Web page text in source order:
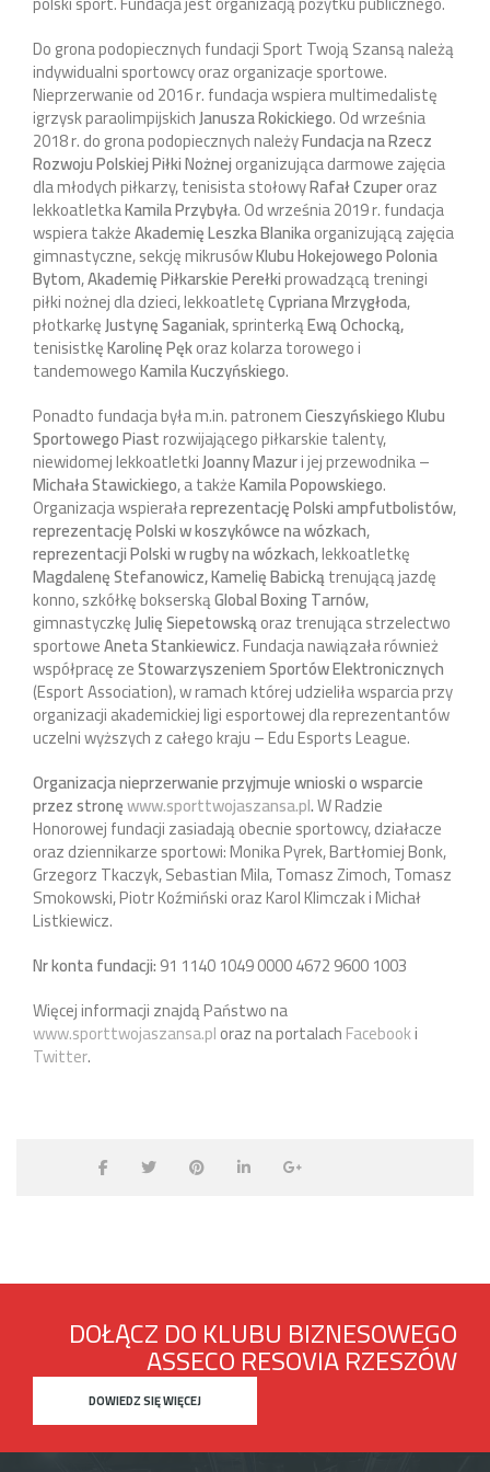
Do grona podopiecznych fundacji Sport Twoją Szansą należą
indywidualni sportowcy oraz organizacje sportowe.
Nieprzerwanie od 2016 r. fundacja wspiera multimedalistę
igrzysk paraolimpijskichJanusza Rokickiego. Od września
2018 r. do grona podopiecznych należyFundacja na Rzecz
Rozwoju Polskiej Piłki Nożnejorganizująca darmowe zajęcia
dla młodych piłkarzy, tenisista stołowyRafał Czuperoraz
lekkoatletkaKamila Przybyła. Od września 2019 r. fundacja
wspiera takżeAkademię Leszka Blanikaorganizującą zajęcia
gimnastyczne, sekcję mikrusówKlubu Hokejowego Polonia
Bytom,Akademię Piłkarskie Perełkiprowadzącą treningi
piłki nożnej dla dzieci, lekkoatletęCypriana Mrzygłoda,
płotkarkęJustynę Saganiak, sprinterkąEwą Ochocką,
tenisistkęKarolinę Pękoraz kolarza torowego i
tandemowegoKamila Kuczyńskiego.
Ponadto fundacja była m.in. patronemCieszyńskiego Klubu
Sportowego Piastrozwijającego piłkarskie talenty,
niewidomej lekkoatletkiJoanny Mazuri jej przewodnika –
Michała Stawickiego, a takżeKamila Popowskiego.
Organizacja wspierałareprezentację Polski ampfutbolistów,
reprezentację Polski w koszykówce na wózkach,
reprezentacji Polski w rugby na wózkach, lekkoatletkę
Magdalenę Stefanowicz, Kamelię Babickątrenującą jazdę
konno, szkółkę bokserskąGlobal Boxing Tarnów,
gimnastyczkęJulię Siepetowskąoraz trenująca strzelectwo
sportoweAneta Stankiewicz. Fundacja nawiązała również
współpracę zeStowarzyszeniem Sportów Elektronicznych
(Esport Association), w ramach której udzieliła wsparcia przy
organizacji akademickiej ligi esportowej dla reprezentantów
uczelni wyższych z całego kraju – Edu Esports League.
Organizacja nieprzerwanie przyjmuje wnioski o wsparcie
przez stronęwww.sporttwojaszansa.pl.W Radzie
Honorowej fundacji zasiadają obecnie sportowcy, działacze
oraz dziennikarze sportowi: Monika Pyrek, Bartłomiej Bonk,
Grzegorz Tkaczyk, Sebastian Mila, Tomasz Zimoch, Tomasz
Smokowski, Piotr Koźmiński oraz Karol Klimczak i Michał
Listkiewicz.
Nr konta fundacji:91 1140 1049 0000 4672 9600 1003
Więcej informacji znajdą Państwo na
www.sporttwojaszansa.ploraz na portalachFacebooki
Twitter.
DOŁĄCZ DO KLUBU BIZNESOWEGO
ASSECO RESOVIA RZESZÓW
DOWIEDZ SIĘ WIĘCEJ